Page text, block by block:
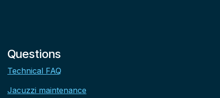
Questions
Technical FAQ
Jacuzzi maintenance